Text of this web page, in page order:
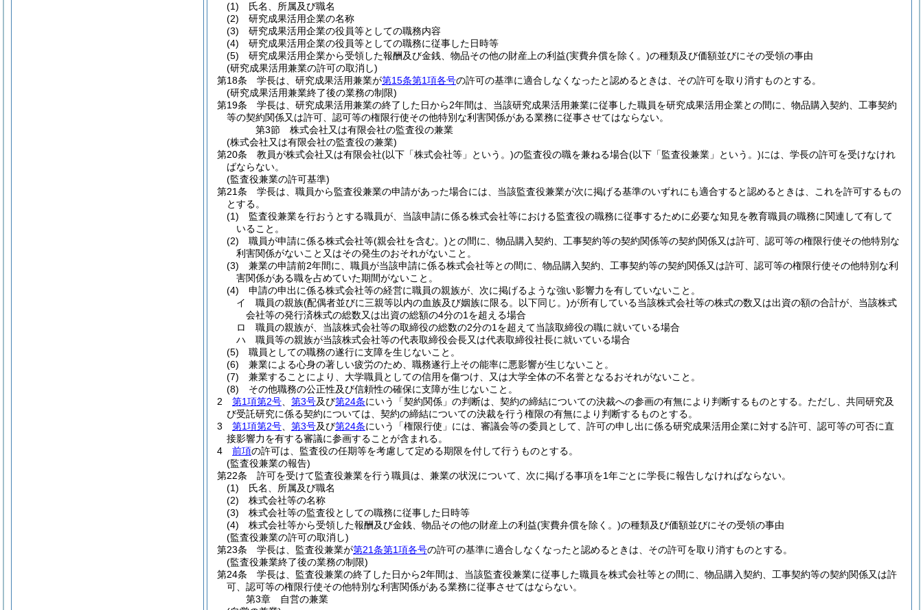
(1)
氏名、所属及び職名
(2)
研究成果活用企業の名称
(3)
研究成果活用企業の役員等としての職務内容
(4)
研究成果活用企業の役員等としての職務に従事した日時等
(5)
研究成果活用企業から受領した報酬及び金銭、物品その他の財産上の利益(実費弁償を除く。)の種類及び価額並びにその受領の事由
(研究成果活用兼業の許可の取消し)
第18条
学長は、研究成果活用兼業が第15条第1項各号の許可の基準に適合しなくなったと認めるときは、その許可を取り消すものとする。
(研究成果活用兼業終了後の業務の制限)
第19条
学長は、研究成果活用兼業の終了した日から2年間は、当該研究成果活用兼業に従事した職員を研究成果活用企業との間に、物品購入契約、工事契約
等の契約関係又は許可、認可等の権限行使その他特別な利害関係がある業務に従事させてはならない。
第3節
株式会社又は有限会社の監査役の兼業
(株式会社又は有限会社の監査役の兼業)
第20条
教員が株式会社又は有限会社(以下「株式会社等」という。)の監査役の職を兼ねる場合(以下「監査役兼業」という。)には、学長の許可を受けなけれ
ばならない。
(監査役兼業の許可基準)
第21条
学長は、職員から監査役兼業の申請があった場合には、当該監査役兼業が次に掲げる基準のいずれにも適合すると認めるときは、これを許可するもの
とする。
(1)
監査役兼業を行おうとする職員が、当該申請に係る株式会社等における監査役の職務に従事するために必要な知見を教育職員の職務に関連して有して
いること。
(2)
職員が申請に係る株式会社等(親会社を含む。)との間に、物品購入契約、工事契約等の契約関係等の契約関係又は許可、認可等の権限行使その他特別な
利害関係がないこと又はその発生のおそれがないこと。
(3)
兼業の申請前2年間に、職員が当該申請に係る株式会社等との間に、物品購入契約、工事契約等の契約関係又は許可、認可等の権限行使その他特別な利
害関係がある職を占めていた期間がないこと。
(4)
申請の申出に係る株式会社等の経営に職員の親族が、次に掲げるような強い影響力を有していないこと。
イ
職員の親族(配偶者並びに三親等以内の血族及び姻族に限る。以下同じ。)が所有している当該株式会社等の株式の数又は出資の額の合計が、当該株式
会社等の発行済株式の総数又は出資の総額の4分の1を超える場合
ロ
職員の親族が、当該株式会社等の取締役の総数の2分の1を超えて当該取締役の職に就いている場合
ハ
職員等の親族が当該株式会社等の代表取締役会長又は代表取締役社長に就いている場合
(5)
職員としての職務の遂行に支障を生じないこと。
(6)
兼業による心身の著しい疲労のため、職務遂行上その能率に悪影響が生じないこと。
(7)
兼業することにより、大学職員としての信用を傷つけ、又は大学全体の不名誉となるおそれがないこと。
(8)
その他職務の公正性及び信頼性の確保に支障が生じないこと。
2
第1項第2号 第3号及び第24条にいう「契約関係」の判断は、契約の締結についての決裁への参画の有無により判断するものとする。 ただし、共同研究及
び受託研究に係る契約については、契約の締結についての決裁を行う権限の有無により判断するものとする。
3
第1項第2号 第3号及び第24条にいう「権限行使」には、審議会等の委員として、許可の申し出に係る研究成果活用企業に対する許可、認可等の可否に直
接影響力を有する審議に参画することが含まれる。
4
前項の許可は、監査役の任期等を考慮して定める期限を付して行うものとする。
(監査役兼業の報告)
第22条
許可を受けて監査役兼業を行う職員は、兼業の状況について、次に掲げる事項を1年ごとに学長に報告しなければならない。
(1)
氏名、所属及び職名
(2)
株式会社等の名称
(3)
株式会社等の監査役としての職務に従事した日時等
(4)
株式会社等から受領した報酬及び金銭、物品その他の財産上の利益(実費弁償を除く。)の種類及び価額並びにその受領の事由
(監査役兼業の許可の取消し)
第23条
学長は、監査役兼業が第21条第1項各号の許可の基準に適合しなくなったと認めるときは、その許可を取り消すものとする。
(監査役兼業終了後の業務の制限)
第24条
学長は、監査役兼業の終了した日から2年間は、当該監査役兼業に従事した職員を株式会社等との間に、物品購入契約、工事契約等の契約関係又は許
可、認可等の権限行使その他特別な利害関係がある業務に従事させてはならない。
第3章
自営の兼業